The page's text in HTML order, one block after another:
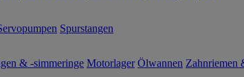
Spurstangen
& -simmeringe Motorlager Ölwannen Zahnriemen